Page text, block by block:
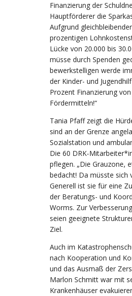
Finanzierung der
Hauptförderer die
Aufgrund
prozentigen
Lücke von 20.000 bis
müsse durch Spenden
bewerkstelligen werde
der Kinder- und
Prozent Finanzierung
Fördermitteln!“
Tania Pfaff zeigt die
sind an der Grenze
Sozialstation und
Die 60 DRK-
pflegen. „Die Grauzone,
bedacht! Da müsste sich
Generell ist sie für eine
der Beratungs- und
Worms. Zur
seien geeignete
Ziel.
Auch im
nach Kooperation und
und das Ausmaß der
Marlon Schmitt war mit
Krankenhäuser